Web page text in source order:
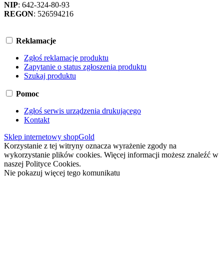
NIP: 642-324-80-93
REGON: 526594216
Reklamacje
Zgłoś reklamacje produktu
Zapytanie o status zgłoszenia produktu
Szukaj produktu
Pomoc
Zgłoś serwis urządzenia drukującego
Kontakt
Sklep internetowy shopGold
Korzystanie z tej witryny oznacza wyrażenie zgody na
wykorzystanie plików cookies. Więcej informacji możesz znaleźć w
naszej Polityce Cookies.
Nie pokazuj więcej tego komunikatu